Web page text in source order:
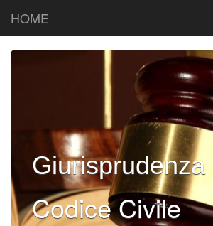
HOME
Giurisprudenza
Codice Civile